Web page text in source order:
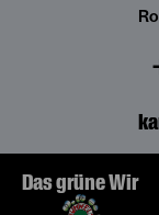
Das grüne Wir